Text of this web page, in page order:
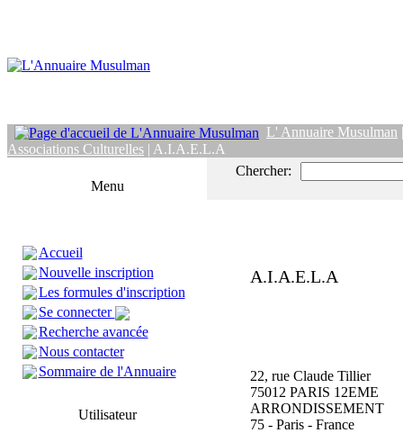
L' Annuaire Musulman
Associations Culturelles | A.I.A.E.L.A
Menu
Accueil
Nouvelle inscription
Les formules d'inscription
Se connecter
Recherche avancée
Nous contacter
Sommaire de l'Annuaire
Utilisateur
Chercher:
A.I.A.E.L.A
22, rue Claude Tillier
75012 PARIS 12EME
ARRONDISSEMENT
75 - Paris - France